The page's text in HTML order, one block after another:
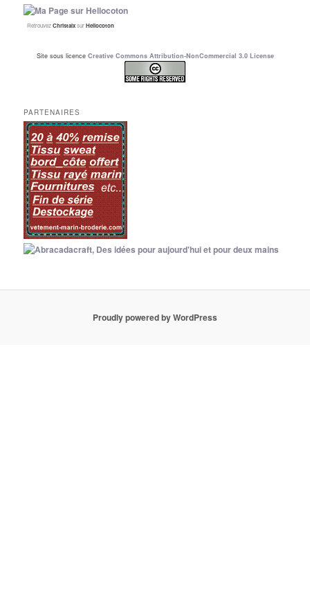
RetrouvezChristalxsurHellocoton
Site sous licence Creative Commons Attribution-NonCommercial 3.0 License
PARTENAIRES
Proudly powered by WordPress